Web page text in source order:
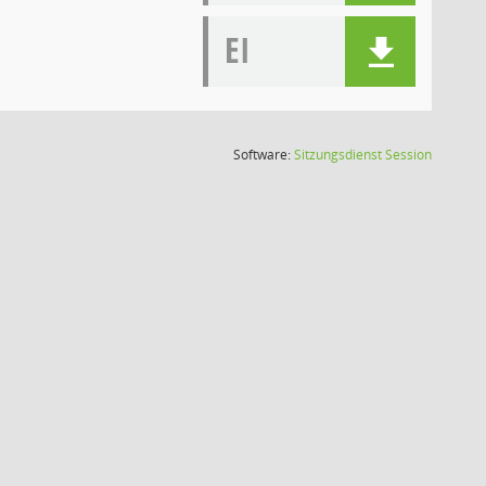
EI
Software:SitzungsdienstSession(Wird in